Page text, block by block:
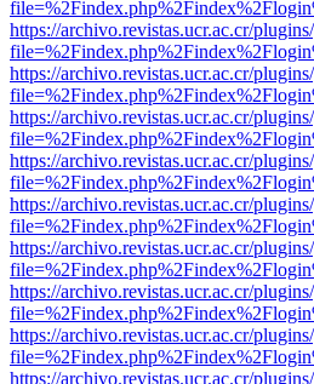
https://archivo.revistas.ucr.ac.cr/
https://archivo.revistas.ucr.ac.cr/
https://archivo.revistas.ucr.ac.cr/
https://archivo.revistas.ucr.ac.cr/
https://archivo.revistas.ucr.ac.cr/
https://archivo.revistas.ucr.ac.cr/
https://archivo.revistas.ucr.ac.cr/
https://archivo.revistas.ucr.ac.cr/
https://archivo.revistas.ucr.ac.cr/